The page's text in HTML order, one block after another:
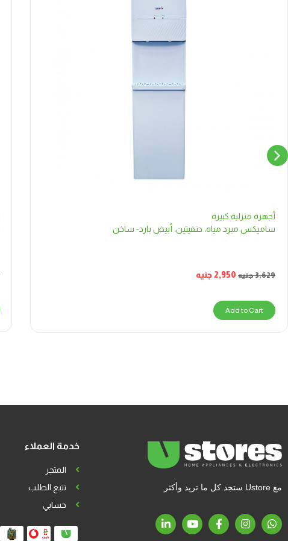
أجهزة منزلية كبيرة
ساميكس مبرد مياه، حنفيتين، أبيض بارد- ساخن
3,629جنيه 2,950 جنيه
Add to Cart
مع Ustore ستجد كل ما تريد وأكثر
خدمة العملاء
المتجر
تتبع الطلب
حسابي